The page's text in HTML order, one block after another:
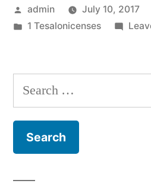
Posted
by
admin
July 10, 2017
Posted
1 Tesalonicenses
Search
for: